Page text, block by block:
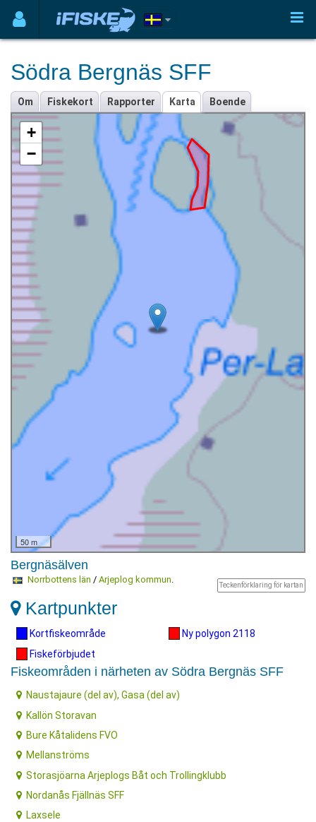
Södra Bergnäs SFF
Om Fiskekort Rapporter Karta Boende
+
−
50 m
Bergnäsälven
Teckenförklaring för kartan
Norrbottens län / Arjeplog kommun.
Kartpunkter
Kortfiskeområde
Fiskeförbjudet
Ny polygon 2118
Fiskeområden i närheten av Södra Bergnäs SFF
Naustajaure (del av), Gasa (del av)
Kallön Storavan
Bure Kåtalidens FVO
Mellanströms
Storasjöarna Arjeplogs Båt och Trollingklubb
Nordanås Fjällnäs SFF
Laxsele